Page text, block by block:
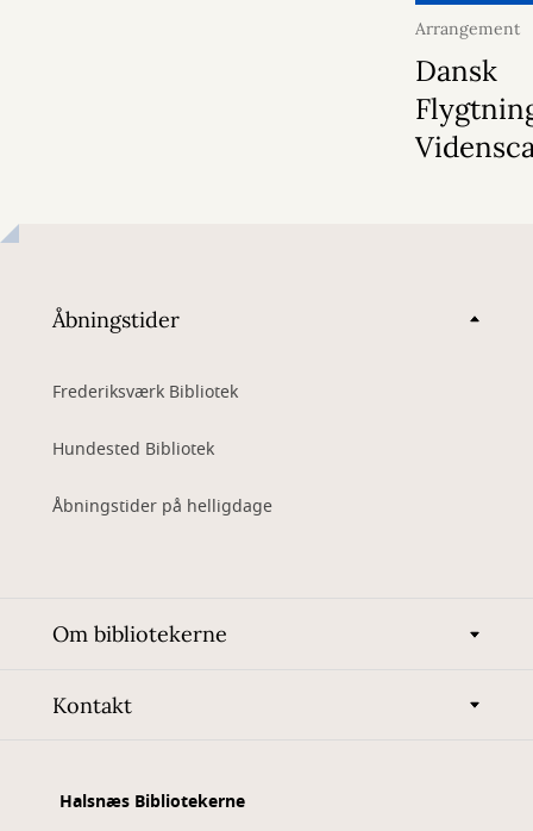
Arrangement
2026
Dansk
Åbningstider
Frederiksværk Bibliotek
Hundested Bibliotek
Åbningstider på helligdage
Om bibliotekerne
Kontakt
Halsnæs Bibliotekerne